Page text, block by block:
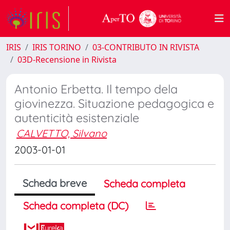
IRIS IRIS TORINO
03-CONTRIBUTO IN RIVISTA
03D-Recensione in Rivista
Antonio Erbetta. Il tempo dela
giovinezza. Situazione pedagogica e
autenticità esistenziale
CALVETTO, Silvano
2003-01-01
Scheda breve
Scheda completa
Scheda completa (DC)